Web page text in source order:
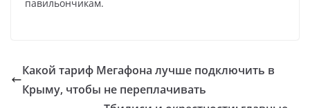
павильончикам.
Какой тариф Мегафона лучше подключить в
Крыму, чтобы не переплачивать